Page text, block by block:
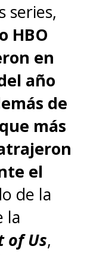
el
al
series,
HBO
en
año
de
más
el
de la
la
of Us,